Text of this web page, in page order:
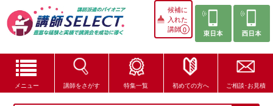
候補に
入れた
講師0
メニュー 講師をさがす 特集一覧 初めての方へ ご相談･お見積